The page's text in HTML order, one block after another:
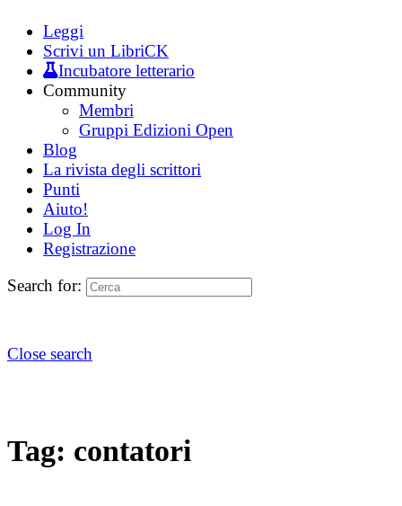
Leggi
Scrivi un LibriCK
Incubatore letterario
Community
Membri
Gruppi Edizioni Open
Blog
La rivista degli scrittori
Punti
Aiuto!
Log In
Registrazione
Search for:
Close search
Tag: contatori